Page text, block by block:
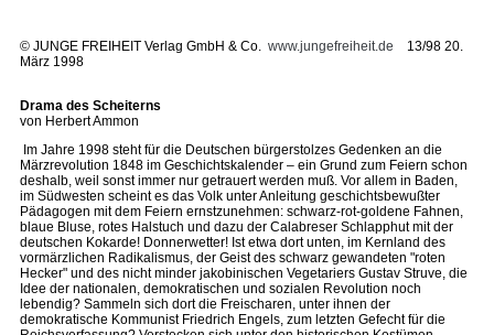
© JUNGE FREIHEIT Verlag GmbH & Co. www.jungefreiheit.de 13/98 20.
März 1998
Drama des Scheiterns
von Herbert Ammon
Im Jahre 1998 steht für die Deutschen bürgerstolzes Gedenken an die
Märzrevolution 1848 im Geschichtskalender – ein Grund zum Feiern schon
deshalb, weil sonst immer nur getrauert werden muß. Vor allem in Baden,
im Südwesten scheint es das Volk unter Anleitung geschichtsbewußter
Pädagogen mit dem Feiern ernstzunehmen: schwarz-rot-goldene Fahnen,
blaue Bluse, rotes Halstuch und dazu der Calabreser Schlapphut mit der
deutschen Kokarde! Donnerwetter! Ist etwa dort unten, im Kernland des
vormärzlichen Radikalismus, der Geist des schwarz gewandeten "roten
Hecker" und des nicht minder jakobinischen Vegetariers Gustav Struve, die
Idee der nationalen, demokratischen und sozialen Revolution noch
lebendig? Sammeln sich dort die Freischaren, unter ihnen der
demokratische Kommunist Friedrich Engels, zum letzten Gefecht für die